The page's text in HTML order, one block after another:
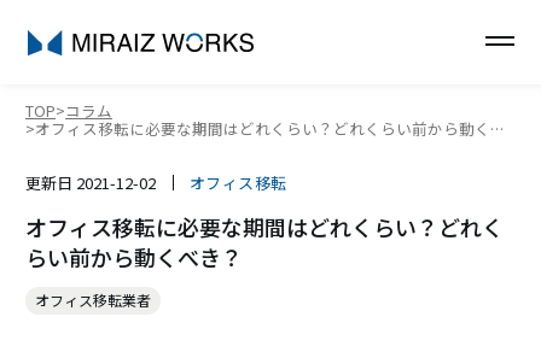
TOP コラム
オフィス移転に必要な期間はどれくらい？どれくらい前から動くべ
更新日 2021-12-02 オフィス移転
オフィス移転に必要な期間はどれくらい？どれく
らい前から動くべき？
オフィス移転業者